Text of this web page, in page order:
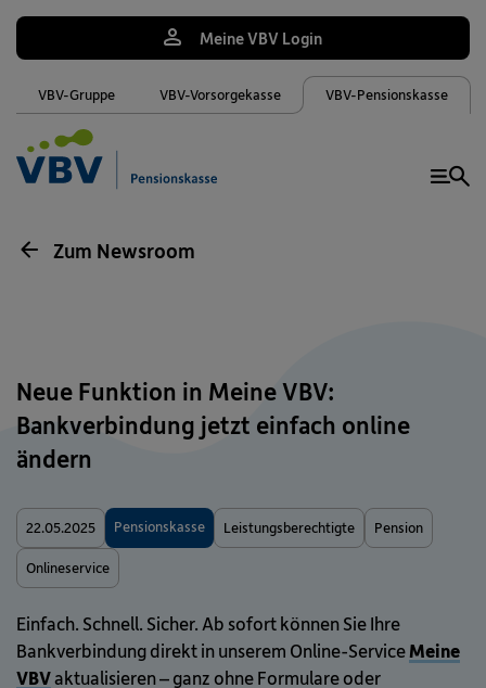
VBV-Gruppe VBV-Vorsorgekasse VBV-Pensionskasse
Meine VBV Login
Zum Newsroom
Neue Funktion in Meine VBV:
Bankverbindung jetzt einfach online
ändern
22.05.2025 Pensionskasse Leistungsberechtigte Pension
Onlineservice
Einfach. Schnell. Sicher. Ab sofort können Sie Ihre
Bankverbindung direkt in unserem Online-ServiceMeine
VBVaktualisieren – ganz ohne Formulare oder